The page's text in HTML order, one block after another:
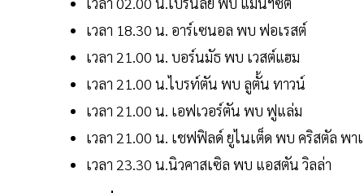
เวลา 18.30 น. อาร์เซนอล พบ ฟอเรสต์
เวลา 21.00 น. บอร์นมัธ พบ เวสต์แฮม
เวลา 21.00 น.ไบรท์ตัน พบ ลูตั้น ทาวน์
เวลา 21.00 น. เอฟเวอร์ตัน พบ ฟูแล่ม
เวลา 21.00 น. เชฟฟิลด์ ยูไนเต็ด พบ คริสตัล พา
เวลา 23.30 น.นิวคาสเซิล พบ แอสตัน วิลล่า